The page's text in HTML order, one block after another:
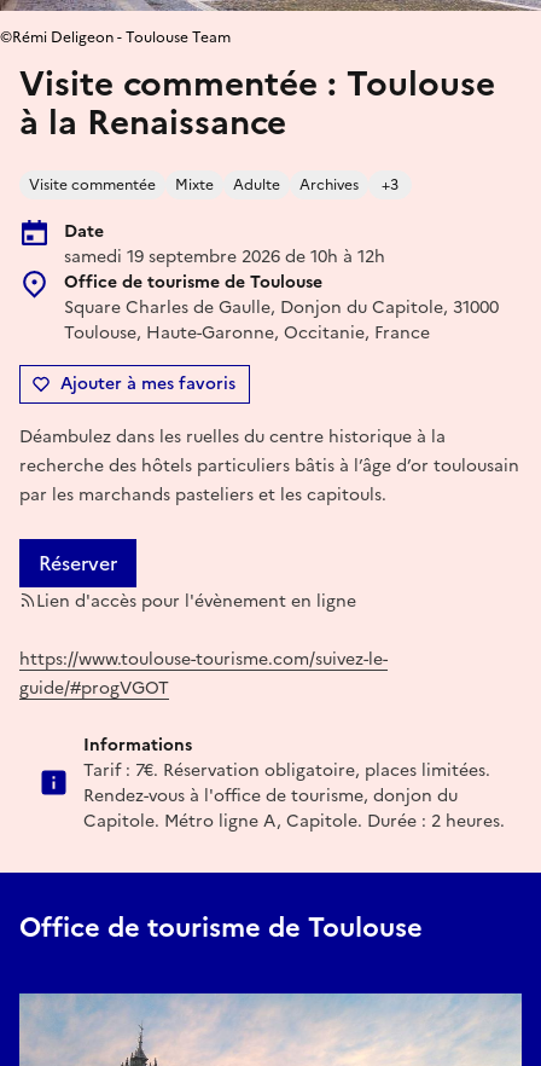
Visite commentée : Toulouse
à la Renaissance
Visite commentée Mixte Adulte Archives +3
Date
samedi 19 septembre 2026 de 10h à 12h
Office de tourisme de Toulouse
Square Charles de Gaulle, Donjon du Capitole, 31000
Toulouse, Haute-Garonne, Occitanie, France
Ajouter à mes favoris
©Rémi Deligeon - Toulouse Team
Déambulez dans les ruelles du centre historique à la
recherche des hôtels particuliers bâtis à l’âge d’or toulousain
par les marchands pasteliers et les capitouls.
Réserver
Lien d'accès pour l'évènement en ligne
https://www.toulouse-tourisme.com/suivez-le-
guide/#progVGOT
Informations
Tarif : 7€. Réservation obligatoire, places limitées.
Rendez-vous à l'office de tourisme, donjon du
Capitole. Métro ligne A, Capitole. Durée : 2 heures.
Office de tourisme de Toulouse